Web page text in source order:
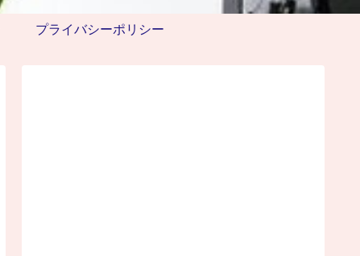
プライバシーポリシー